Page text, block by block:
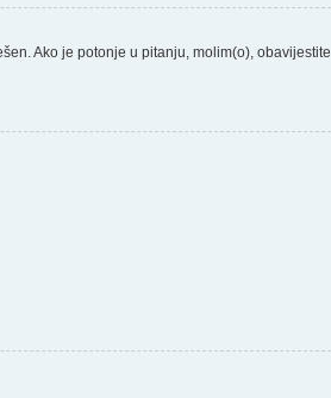
Ako je potonje u pitanju, molim(o), obavijestite